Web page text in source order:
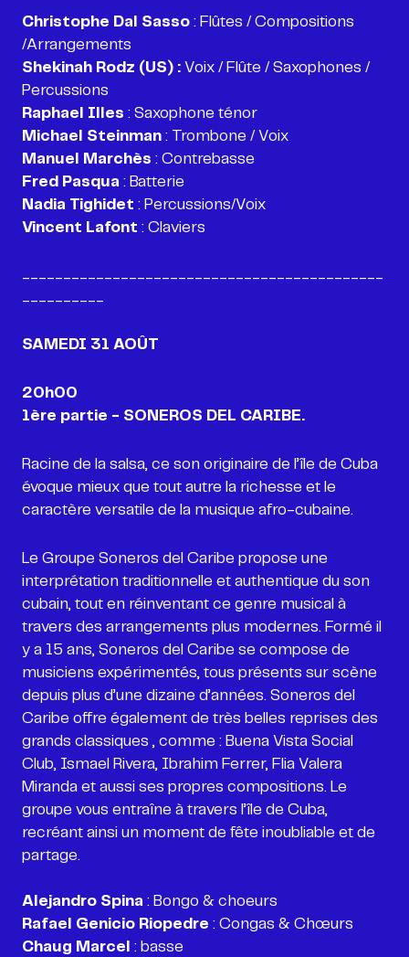
Christophe Dal Sasso : Flûtes / Compositions
Shekinah Rodz (US) : Voix / Flûte / Saxophones /
Raphael Illes
Michael Steinman
Manuel Marchès
Fred Pasqua
Nadia Tighidet
Vincent Lafont : Claviers
SAMEDI 31 AOÛT
20h00
1ère partie - SONEROS DEL CARIBE.
Racine de la salsa, ce son originaire de l’île de Cuba
évoque mieux que tout autre la richesse et le
caractère versatile de la musique afro-cubaine.
Le Groupe Soneros del Caribe propose une
interprétation traditionnelle et authentique du son
cubain, tout en réinventant ce genre musical à
travers des arrangements plus modernes. Formé il
y a 15 ans, Soneros del Caribe se compose de
musiciens expérimentés, tous présents sur scène
depuis plus d’une dizaine d’années. Soneros del
Caribe offre également de très belles reprises des
grands classiques , comme : Buena Vista Social
Club, Ismael Rivera, Ibrahim Ferrer, Flia Valera
Miranda et aussi ses propres compositions. Le
groupe vous entraîne à travers l’île de Cuba,
recréant ainsi un moment de fête inoubliable et de
partage.
Alejandro Spina
Rafael Genicio Riopedre
Chaug Marcel